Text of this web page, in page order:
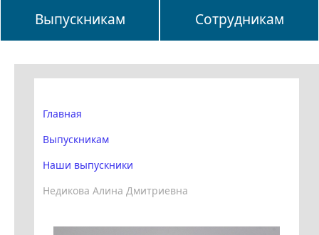
Выпускникам Сотрудникам
Главная
Выпускникам
Наши выпускники
Недикова Алина Дмитриевна